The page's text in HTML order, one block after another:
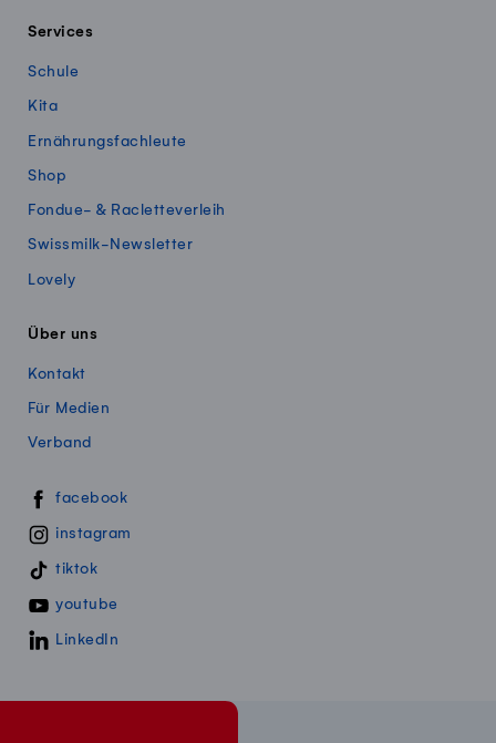
Services
Schule
Kita
Ernährungsfachleute
Shop
Fondue- & Racletteverleih
Swissmilk-Newsletter
Lovely
Über uns
Kontakt
Für Medien
Verband
Swissmillk auf Social Media
facebook
instagram
tiktok
youtube
LinkedIn